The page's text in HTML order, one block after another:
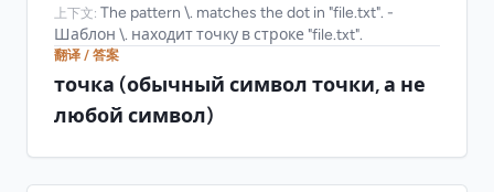
上下文: The pattern \. matches the dot in "file.txt". -
Шаблон \. находит точку в строке "file.txt".
翻译 / 答案
точка (обычный символ точки, а не
любой символ)